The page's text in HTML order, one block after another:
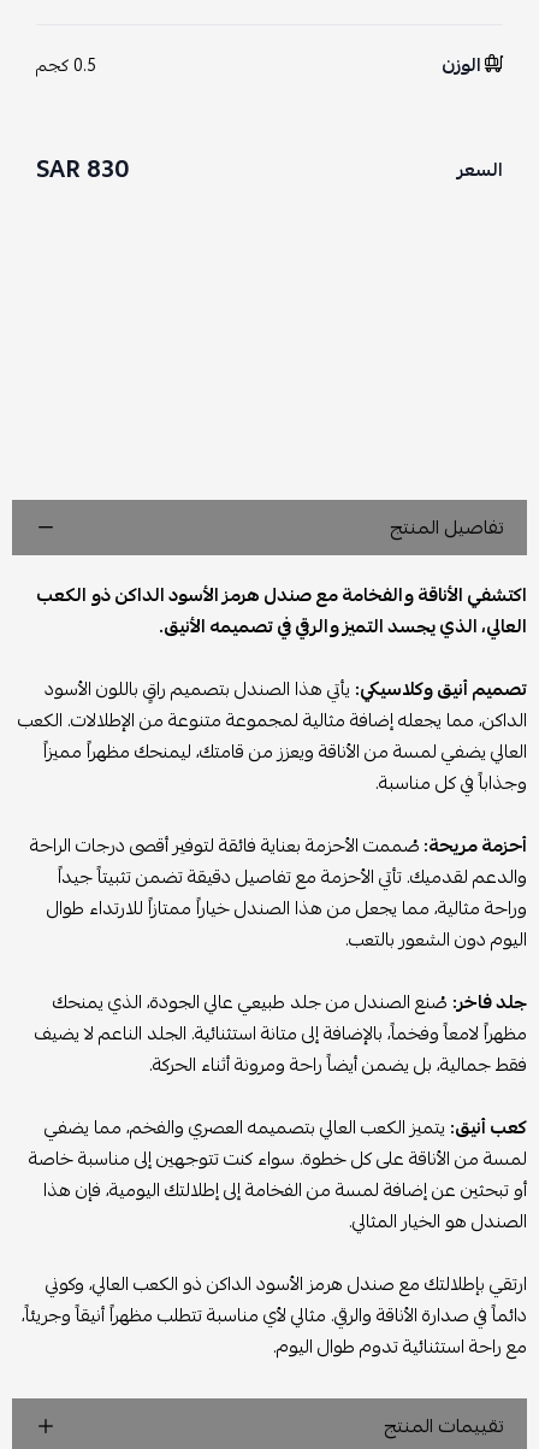
الوزن 0.5 كجم
السعر 830 SAR
تفاصيل المنتج
اكتشفي الأناقة والفخامة مع صندل هرمز الأسود الداكن ذو الكعب
العالي، الذي يجسد التميز والرقي في تصميمه الأنيق.
تصميم أنيق وكلاسيكي: يأتي هذا الصندل بتصميم راقٍ باللون الأسود
الداكن، مما يجعله إضافة مثالية لمجموعة متنوعة من الإطلالات. الكعب
العالي يضفي لمسة من الأناقة ويعزز من قامتك، ليمنحك مظهراً مميزاً
وجذاباً في كل مناسبة.
أحزمة مريحة:صُممت الأحزمة بعناية فائقة لتوفير أقصى درجات الراحة
والدعم لقدميك. تأتي الأحزمة مع تفاصيل دقيقة تضمن تثبيتاً جيداً
وراحة مثالية، مما يجعل من هذا الصندل خياراً ممتازاً للارتداء طوال
اليوم دون الشعور بالتعب.
جلد فاخر: صُنع الصندل من جلد طبيعي عالي الجودة، الذي يمنحك
مظهراً لامعاً وفخماً، بالإضافة إلى متانة استثنائية. الجلد الناعم لا يضيف
فقط جمالية، بل يضمن أيضاً راحة ومرونة أثناء الحركة.
كعب أنيق: يتميز الكعب العالي بتصميمه العصري والفخم، مما يضفي
لمسة من الأناقة على كل خطوة. سواء كنت تتوجهين إلى مناسبة خاصة
أو تبحثين عن إضافة لمسة من الفخامة إلى إطلالتك اليومية، فإن هذا
الصندل هو الخيار المثالي.
ارتقي بإطلالتك مع صندل هرمز الأسود الداكن ذو الكعب العالي، وكوني
دائماً في صدارة الأناقة والرقي. مثالي لأي مناسبة تتطلب مظهراً أنيقاً وجريئاً،
مع راحة استثنائية تدوم طوال اليوم.
تقييمات المنتج